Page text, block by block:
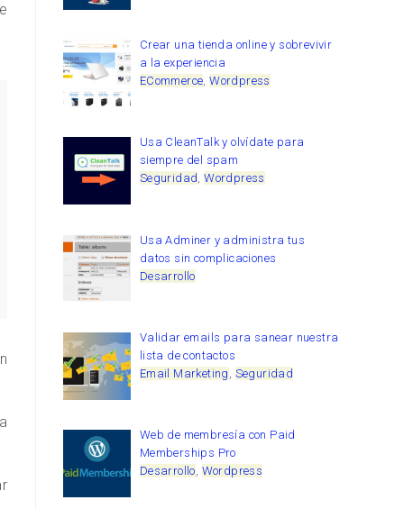
Crear una tienda online y sobrevivir
a la experiencia
ECommerce,Wordpress
Usa CleanTalk y olvídate para
siempre del spam
Seguridad,Wordpress
Usa Adminer y administra tus
datos sin complicaciones
Desarrollo
Validar emails para sanear nuestra
lista de contactos
Email Marketing Seguridad
Web de membresía con Paid
Memberships Pro
Desarrollo Wordpress